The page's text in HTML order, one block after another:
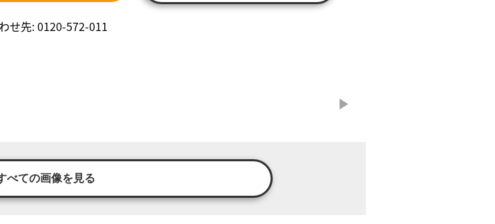
せ先: 0120-572-011
べての画像を見る